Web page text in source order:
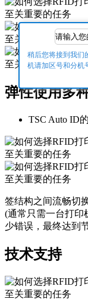
弹性使用多
TSC Auto ID
签结构之间流畅切
(通常只需一台打印
少错误，最终达到
技术支持
稍后您将接到我们
机请加区号和分机